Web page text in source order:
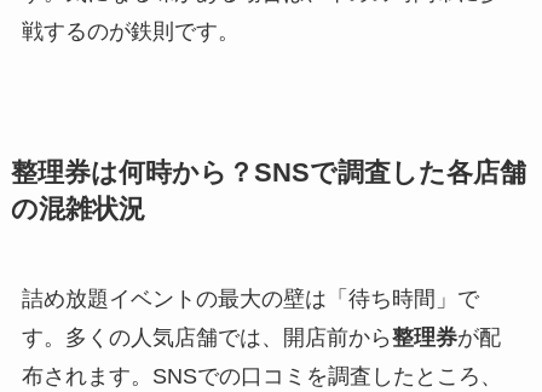
戦するのが鉄則です。
整理券は何時から？SNSで調査した各店舗
の混雑状況
詰め放題イベントの最大の壁は「待ち時間」で
す。多くの人気店舗では、開店前から整理券が配
布されます。SNSでの口コミを調査したところ、